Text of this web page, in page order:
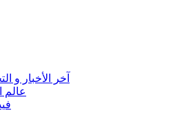
آخر الأخبار و
عالم